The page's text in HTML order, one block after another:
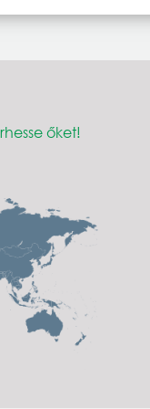
őket!